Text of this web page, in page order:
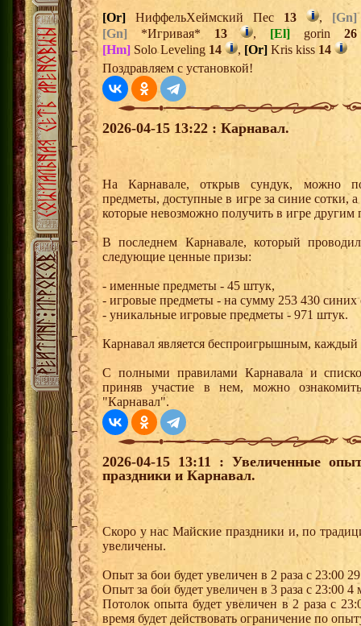
[Or] НиффельХеймский Пес 13 , [Gn]
[Gn] *Игривая* 13 , [El] gorin 26
[Hm] Solo Leveling 14 , [Or] Kris kiss 14
Поздравляем с установкой!
2026-04-15 13:22 : Карнавал.
На Карнавале, открыв сундук, можно
предметы, доступные в игре за синие сотки,
которые невозможно получить в игре другим
В последнем Карнавале, который
следующие ценные призы:
- именные предметы - 45 штук,
- игровые предметы - на сумму 253 430 синих
- уникальные игровые предметы - 971 штук.
Карнавал является беспроигрышным,
С полными правилами Карнавала и
приняв участие в нем, можно
"Карнавал".
2026-04-15 13:11 : Увеличенные
праздники и Карнавал.
Скоро у нас Майские праздники и, по
увеличены.
Опыт за бои будет увеличен в 2 раза с 23:00
Опыт за бои будет увеличен в 3 раза с 23:00
Потолок опыта будет увеличен в 2 раза с
время будет действовать ограничение по